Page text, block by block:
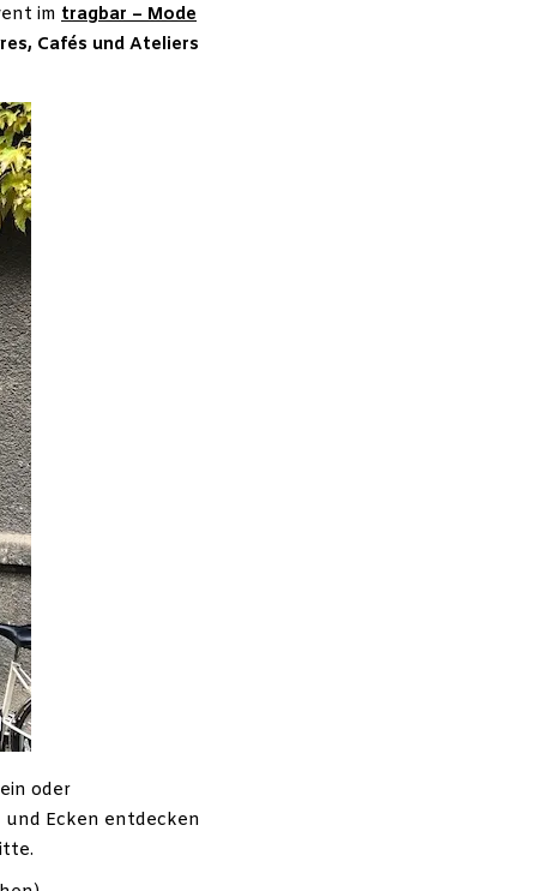
im tragbar – Mode
Cafés und Ateliers
oder
und Ecken entdecken